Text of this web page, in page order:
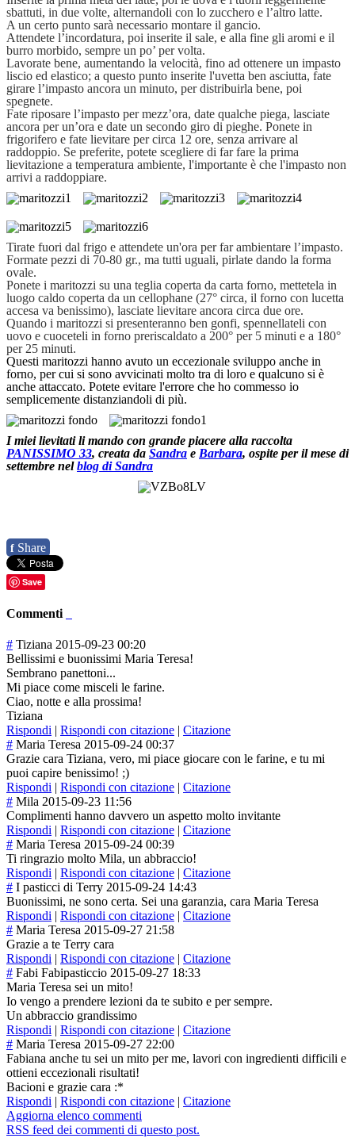
sbattuti, in due volte, alternandoli con lo zucchero e l’altro latte.
A un certo punto sarà necessario montare il gancio.
Attendete l’incordatura, poi inserite il sale, e alla fine gli aromi e il
burro morbido, sempre un po’ per volta.
Lavorate bene, aumentando la velocità, fino ad ottenere un impasto
liscio ed elastico; a questo punto inserite l'uvetta ben asciutta, fate
girare l’impasto ancora un minuto, per distribuirla bene, poi
spegnete.
Fate riposare l’impasto per mezz’ora, date qualche piega, lasciate
ancora per un’ora e date un secondo giro di pieghe. Ponete in
frigorifero e fate lievitare per circa 12 ore, senza arrivare al
raddoppio. Se preferite, potete scegliere di far fare la prima
lievitazione a temperatura ambiente, l'importante è che l'impasto non
arrivi a raddoppiare.
Tirate fuori dal frigo e attendete un'ora per far ambientare l’impasto.
Formate pezzi di 70-80 gr., ma tutti uguali, pirlate dando la forma
ovale.
Ponete i maritozzi su una teglia coperta da carta forno, mettetela in
luogo caldo coperta da un cellophane (27° circa, il forno con lucetta
accesa va benissimo), lasciate lievitare ancora circa due ore.
Quando i maritozzi si presenteranno ben gonfi, spennellateli con
uovo e cuoceteli in forno preriscaldato a 200° per 5 minuti e a 180°
per 25 minuti.
Questi maritozzi hanno avuto un eccezionale sviluppo anche in
forno, per cui si sono avvicinati molto tra di loro e qualcuno si è
anche attaccato. Potete evitare l'errore che ho commesso io
semplicemente distanziandoli di più.
I miei lievitati li mando con grande piacere alla raccolta
PANISSIMO 33, creata da Sandra e Barbara, ospite per il mese di
settembre nelblog di Sandra
f Share
Save
Commenti
# Tiziana 2015-09-23 00:20
Bellissimi e buonissimi Maria Teresa!
Sembrano panettoni...
Mi piace come misceli le farine.
Ciao, notte e alla prossima!
Tiziana
Rispondi | Rispondi con citazione | Citazione
# Maria Teresa 2015-09-24 00:37
Grazie cara Tiziana, vero, mi piace giocare con le farine, e tu mi
puoi capire benissimo! ;)
Rispondi | Rispondi con citazione | Citazione
# Mila 2015-09-23 11:56
Complimenti hanno davvero un aspetto molto invitante
Rispondi | Rispondi con citazione | Citazione
# Maria Teresa 2015-09-24 00:39
Ti ringrazio molto Mila, un abbraccio!
Rispondi | Rispondi con citazione | Citazione
# I pasticci di Terry 2015-09-24 14:43
Buonissimi, ne sono certa. Sei una garanzia, cara Maria Teresa
Rispondi | Rispondi con citazione | Citazione
# Maria Teresa 2015-09-27 21:58
Grazie a te Terry cara
Rispondi | Rispondi con citazione | Citazione
# Fabi Fabipasticcio 2015-09-27 18:33
Maria Teresa sei un mito!
Io vengo a prendere lezioni da te subito e per sempre.
Un abbraccio grandissimo
Rispondi | Rispondi con citazione | Citazione
# Maria Teresa 2015-09-27 22:00
Fabiana anche tu sei un mito per me, lavori con ingredienti difficili e
ottieni eccezionali risultati!
Bacioni e grazie cara :*
Rispondi | Rispondi con citazione | Citazione
Aggiorna elenco commenti
RSS feed dei commenti di questo post.